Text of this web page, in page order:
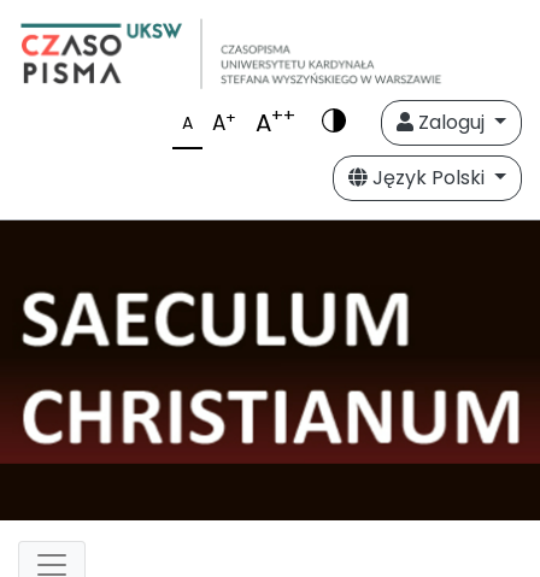
A A+ A++
Zaloguj
Język Polski